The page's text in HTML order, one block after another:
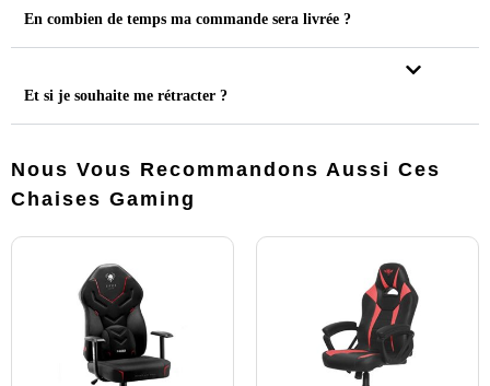
En combien de temps ma commande sera livrée ?
Et si je souhaite me rétracter ?
Nous Vous Recommandons Aussi Ces
Chaises Gaming